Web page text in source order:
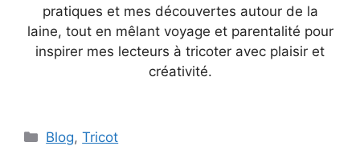
pratiques et mes découvertes autour de la
laine, tout en mêlant voyage et parentalité pour
inspirer mes lecteurs à tricoter avec plaisir et
créativité.
Catégories
Blog,Tricot